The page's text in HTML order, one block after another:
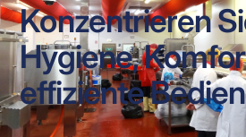
Konzentrieren
Hygiene,
effiziente